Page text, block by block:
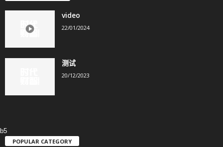
video
22/01/2024
测试
20/12/2023
b5
POPULAR CATEGORY